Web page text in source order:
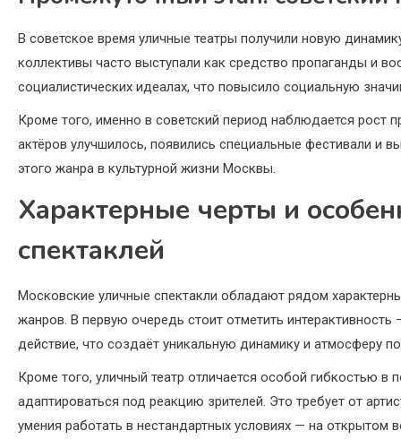
В советское время уличные театры получили новую
коллективы часто выступали как средство пропаганды и
социалистических идеалах, что повысило социальную
Кроме того, именно в советский период наблюдается рост
актёров улучшилось, появились специальные фестивали и
этого жанра в культурной жизни Москвы.
Характерные черты и
спектаклей
Московские уличные спектакли обладают рядом
жанров. В первую очередь стоит отметить
действие, что создаёт уникальную динамику и атмосферу
Кроме того, уличный театр отличается особой гибкостью
адаптироваться под реакцию зрителей. Это требует от
умения работать в нестандартных условиях — на